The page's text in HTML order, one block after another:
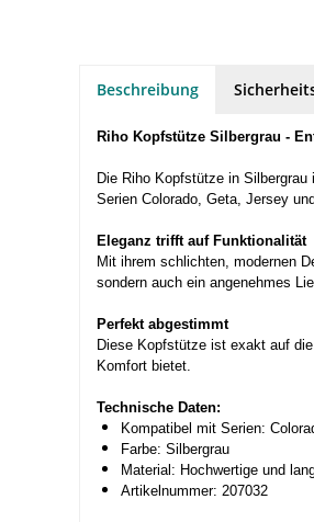
Beschreibung
Riho Kopfstütze Silbergrau -
Die Riho Kopfstütze in
Serien Colorado, Geta, Jersey
Eleganz trifft auf Funktionalität
Mit ihrem schlichten, modernen
sondern auch ein angenehmes
Perfekt abgestimmt
Diese Kopfstütze ist exakt auf
Komfort bietet.
Technische Daten:
Kompatibel mit Serien:
Farbe: Silbergrau
Material: Hochwertige und
Artikelnummer: 207032